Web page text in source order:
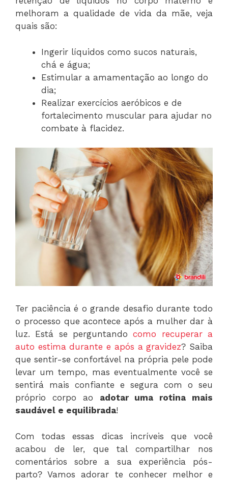
melhoram a qualidade de vida da mãe, veja
quais são:
Ingerir líquidos como sucos naturais,
chá e água;
Estimular a amamentação ao longo do
dia;
Realizar exercícios aeróbicos e de
fortalecimento muscular para ajudar no
combate à flacidez.
Ter paciência é o grande desafio durante todo
o processo que acontece após a mulher dar à
luz. Está se perguntandocomo recuperar a
auto estima durante e após a gravidez? Saiba
que sentir-se confortável na própria pele pode
levar um tempo, mas eventualmente você se
sentirá mais confiante e segura com o seu
próprio corpo ao adotar uma rotina mais
saudável e equilibrada!
Com todas essas dicas incríveis que você
acabou de ler, que tal compartilhar nos
comentários sobre a sua experiência pós-
parto? Vamos adorar te conhecer melhor e